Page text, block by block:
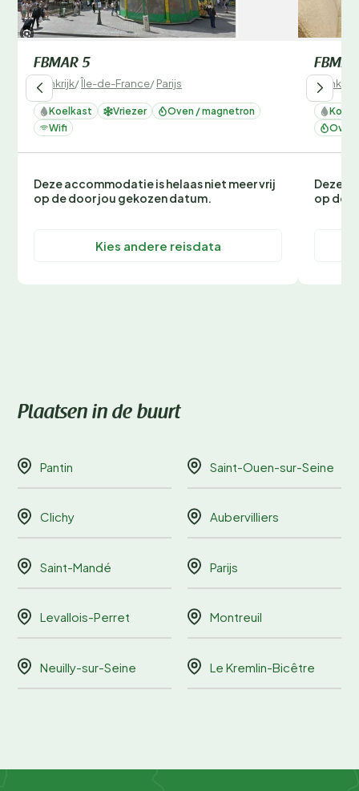
FBMAR 5
Frankrijk/Île-de-France/Parijs
Koelkast Vriezer
Oven / magnetron
Wifi
Deze accommodatie is helaas niet meer vrij
op de door jou gekozen datum.
Kies andere reisdata
Frankrijk
Oven
Deze
op de
Plaatsen in de buurt
Pantin Saint-Ouen-sur-Seine
Clichy Aubervilliers
Saint-Mandé Parijs
Levallois-Perret Montreuil
Neuilly-sur-Seine Le Kremlin-Bicêtre